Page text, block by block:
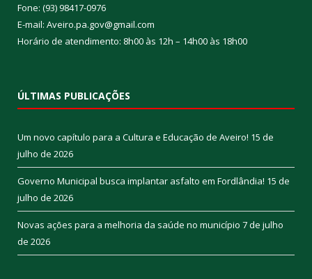
Fone: (93) 98417-0976
E-mail: Aveiro.pa.gov@gmail.com
Horário de atendimento: 8h00 às 12h – 14h00 às 18h00
ÚLTIMAS PUBLICAÇÕES
Um novo capítulo para a Cultura e Educação de Aveiro! 15 de
julho de 2026
Governo Municipal busca implantar asfalto em Fordlândia! 15 de
julho de 2026
Novas ações para a melhoria da saúde no município 7 de julho
de 2026